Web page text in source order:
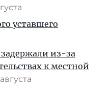
уставшего
задержали из-за
к местной